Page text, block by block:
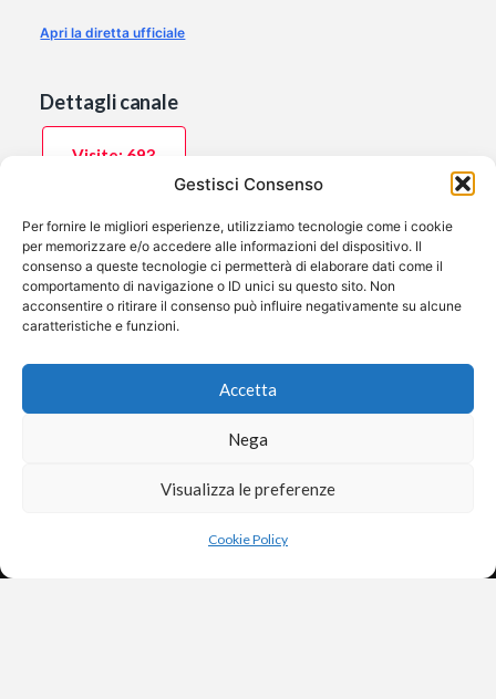
Gestisci Consenso
Per fornire le migliori esperienze, utilizziamo tecnologie come i cookie
per memorizzare e/o accedere alle informazioni del dispositivo. Il
consenso a queste tecnologie ci permetterà di elaborare dati come il
comportamento di navigazione o ID unici su questo sito. Non
acconsentire o ritirare il consenso può influire negativamente su alcune
caratteristiche e funzioni.
Accetta
Nega
Visualizza le preferenze
Cookie Policy
Apri la diretta ufficiale
Dettagli canale
Visite: 693
Ultimo aggiornamento:
31/05/2025
Nazione:Isole Canarie
Lingua:Italiana
Target:Giovani, adulti
Italia, Isole Canarie
©2026 Free Streaming
Anche un piccolo contributo fa la differenza.